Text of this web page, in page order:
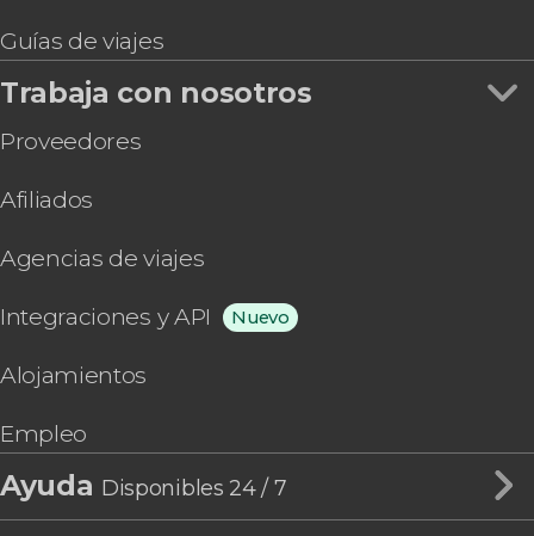
Guías de viajes
Trabaja con nosotros
Proveedores
Afiliados
Agencias de viajes
Integraciones y API Nuevo
Alojamientos
Empleo
Ayuda Disponibles 24 / 7